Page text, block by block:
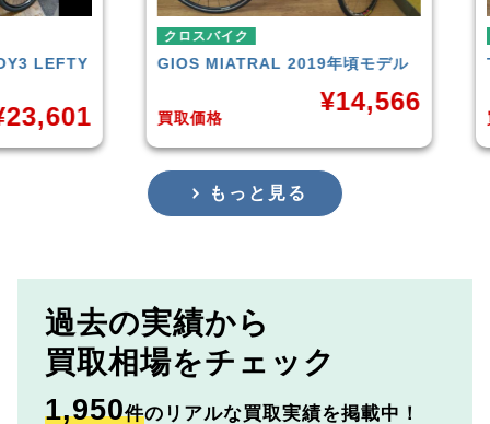
クロスバイク
GIOSMIATRAL 2019年頃モデル
買取価格
14,566
買取
もっと見る
過去の実績から
買取相場をチェック
1,950件のリアルな買取実績を掲載中！